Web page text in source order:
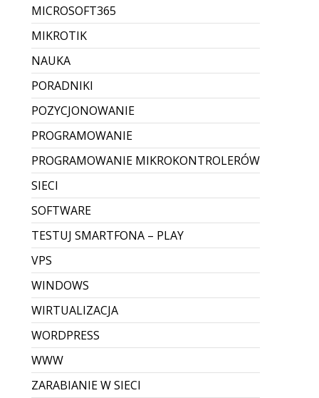
MICROSOFT365
MIKROTIK
NAUKA
PORADNIKI
POZYCJONOWANIE
PROGRAMOWANIE
PROGRAMOWANIE MIKROKONTROLERÓW
SIECI
SOFTWARE
TESTUJ SMARTFONA – PLAY
VPS
WINDOWS
WIRTUALIZACJA
WORDPRESS
WWW
ZARABIANIE W SIECI